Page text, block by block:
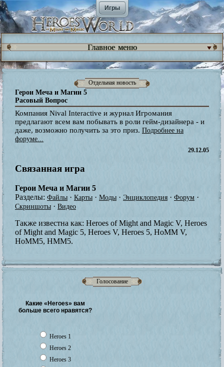
Игры
Голосование
Какие «Heroes» вам
больше всего нравятся?
Heroes 1
Heroes 2
Heroes 3
Главное меню
Отдельная новость
Герои Меча и Магии 5
Расовый Вопрос
Компания Nival Interactive и журнал Игромания
предлагают всем вам побывать в роли гейм-дизайнера - и
даже, возможно получить за это приз. Подробнее на
форуме...
29.12.05
Связанная игра
Герои Меча и Магии 5
Разделы: Файлы · Карты · Моды · Энциклопедия · Форум ·
Скриншоты · Видео
Также известна как: Heroes of Might and Magic V, Heroes
of Might and Magic 5, Heroes V, Heroes 5, HoMM V,
HoMM5, HMM5.